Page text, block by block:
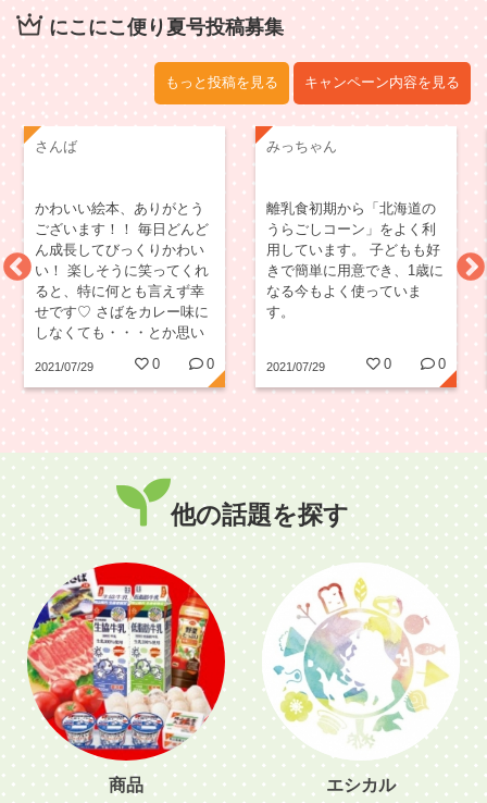
にこにこ便り夏号投稿募集
もっと投稿を見る キャンペーン内容を見る
さんば
かわいい絵本、ありがとう
ございます！！ 毎日どんど
ん成長してびっくりかわい
い！ 楽しそうに笑ってくれ
ると、特に何とも言えず幸
せです♡ さばをカレー味に
しなくても・・・とか思い
つつ食べてみると、と～っ
てもおいしくてびっくりし
ました！！ 魚料理とか、フ
2021/07/29 0 0
みっちゃん
離乳食初期から「北海道の
うらごしコーン」をよく利
用しています。 子どもも好
きで簡単に用意でき、1歳に
なる今もよく使っていま
す。
2021/07/29 0 0
他の話題を探す
商品 エシカル